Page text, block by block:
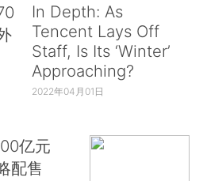
In Depth: As
Tencent Lays Off
Staff, Is Its ‘Winter’
Approaching?
2022年04月01日
亿元
配售